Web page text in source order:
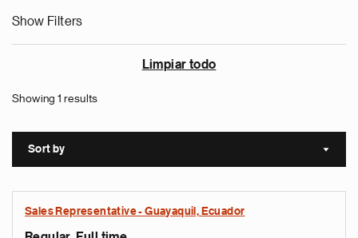
Show Filters
Limpiar todo
Showing 1 results
Sort by Sort
Sales Representative - Guayaquil, Ecuador